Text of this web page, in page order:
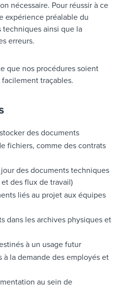
nécessaire. Pour réussir à ce
expérience préalable du
ainsi que la
erreurs.
que nos procédures soient
traçables.
des documents
fichiers, comme des contrats
des documents techniques
des flux de travail)
liés au projet aux équipes
dans les archives physiques et
à un usage futur
à la demande des employés et
au sein de